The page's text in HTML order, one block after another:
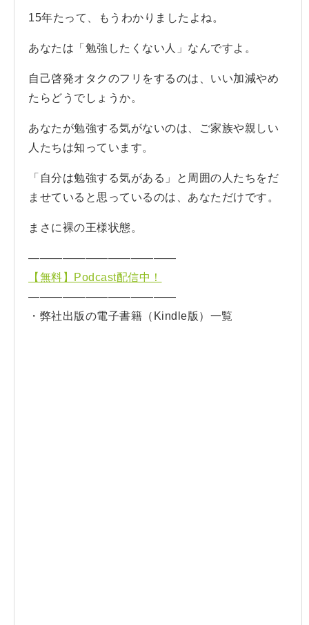
15年たって、もうわかりましたよね。
あなたは「勉強したくない人」なんですよ。
自己啓発オタクのフリをするのは、いい加減やめ
たらどうでしょうか。
あなたが勉強する気がないのは、ご家族や親しい
人たちは知っています。
「自分は勉強する気がある」と周囲の人たちをだ
ませていると思っているのは、あなただけです。
まさに裸の王様状態。
—————————————
【無料】Podcast配信中！
—————————————
・弊社出版の電子書籍（Kindle版）一覧